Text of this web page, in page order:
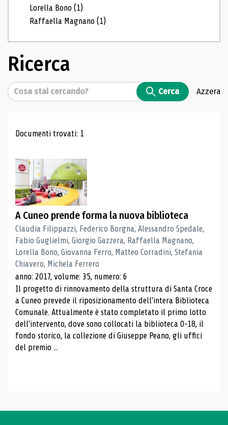
Lorella Bono(1)
Raffaella Magnano(1)
Ricerca
Cerca Cerca Azzera
Risultati di ricerca
Documenti trovati: 1
A Cuneo prende forma la nuova biblioteca
Claudia Filippazzi, Federico Borgna, Alessandro Spedale,
Fabio Guglielmi, Giorgio Gazzera, Raffaella Magnano,
Lorella Bono, Giovanna Ferro, Matteo Corradini, Stefania
Chiavero, Michela Ferrero
anno: 2017, volume: 35, numero: 6
Il progetto di rinnovamento della struttura di Santa Croce
a Cuneo prevede il riposizionamento dell'intera Biblioteca
Comunale. Attualmente è stato completato il primo lotto
dell'intervento, dove sono collocati la biblioteca 0-18, il
fondo storico, la collezione di Giuseppe Peano, gli uffici
del premio ...